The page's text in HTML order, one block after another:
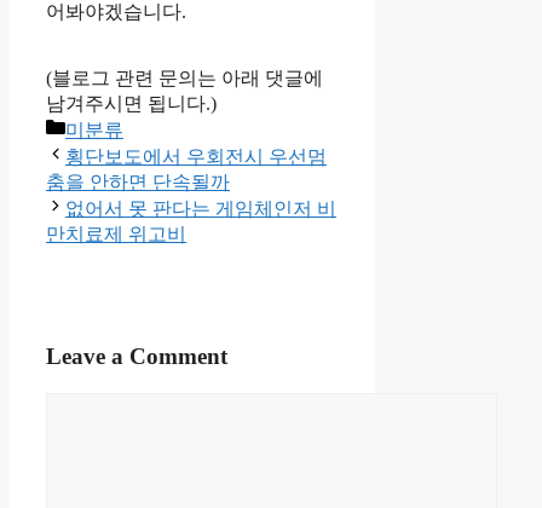
어봐야겠습니다.
(블로그 관련 문의는 아래 댓글에
남겨주시면 됩니다.)
Categories
미분류
횡단보도에서 우회전시 우선멈
춤을 안하면 단속될까
없어서 못 판다는 게임체인저 비
만치료제 위고비
Leave a Comment